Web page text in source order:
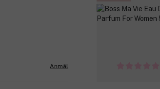
Anmäl